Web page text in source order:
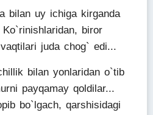
bilan uy ichiga kirganda
biror
juda chog` edi...
bilan yonlaridan o`tib
payqamay qoldilar...
bo`lgach, qarshisidagi